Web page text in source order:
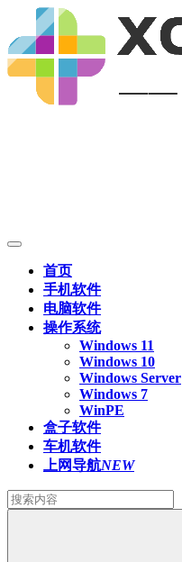
首页
手机软件
电脑软件
操作系统
Windows 11
Windows 10
Windows Server
Windows 7
WinPE
盒子软件
车机软件
上网导航NEW